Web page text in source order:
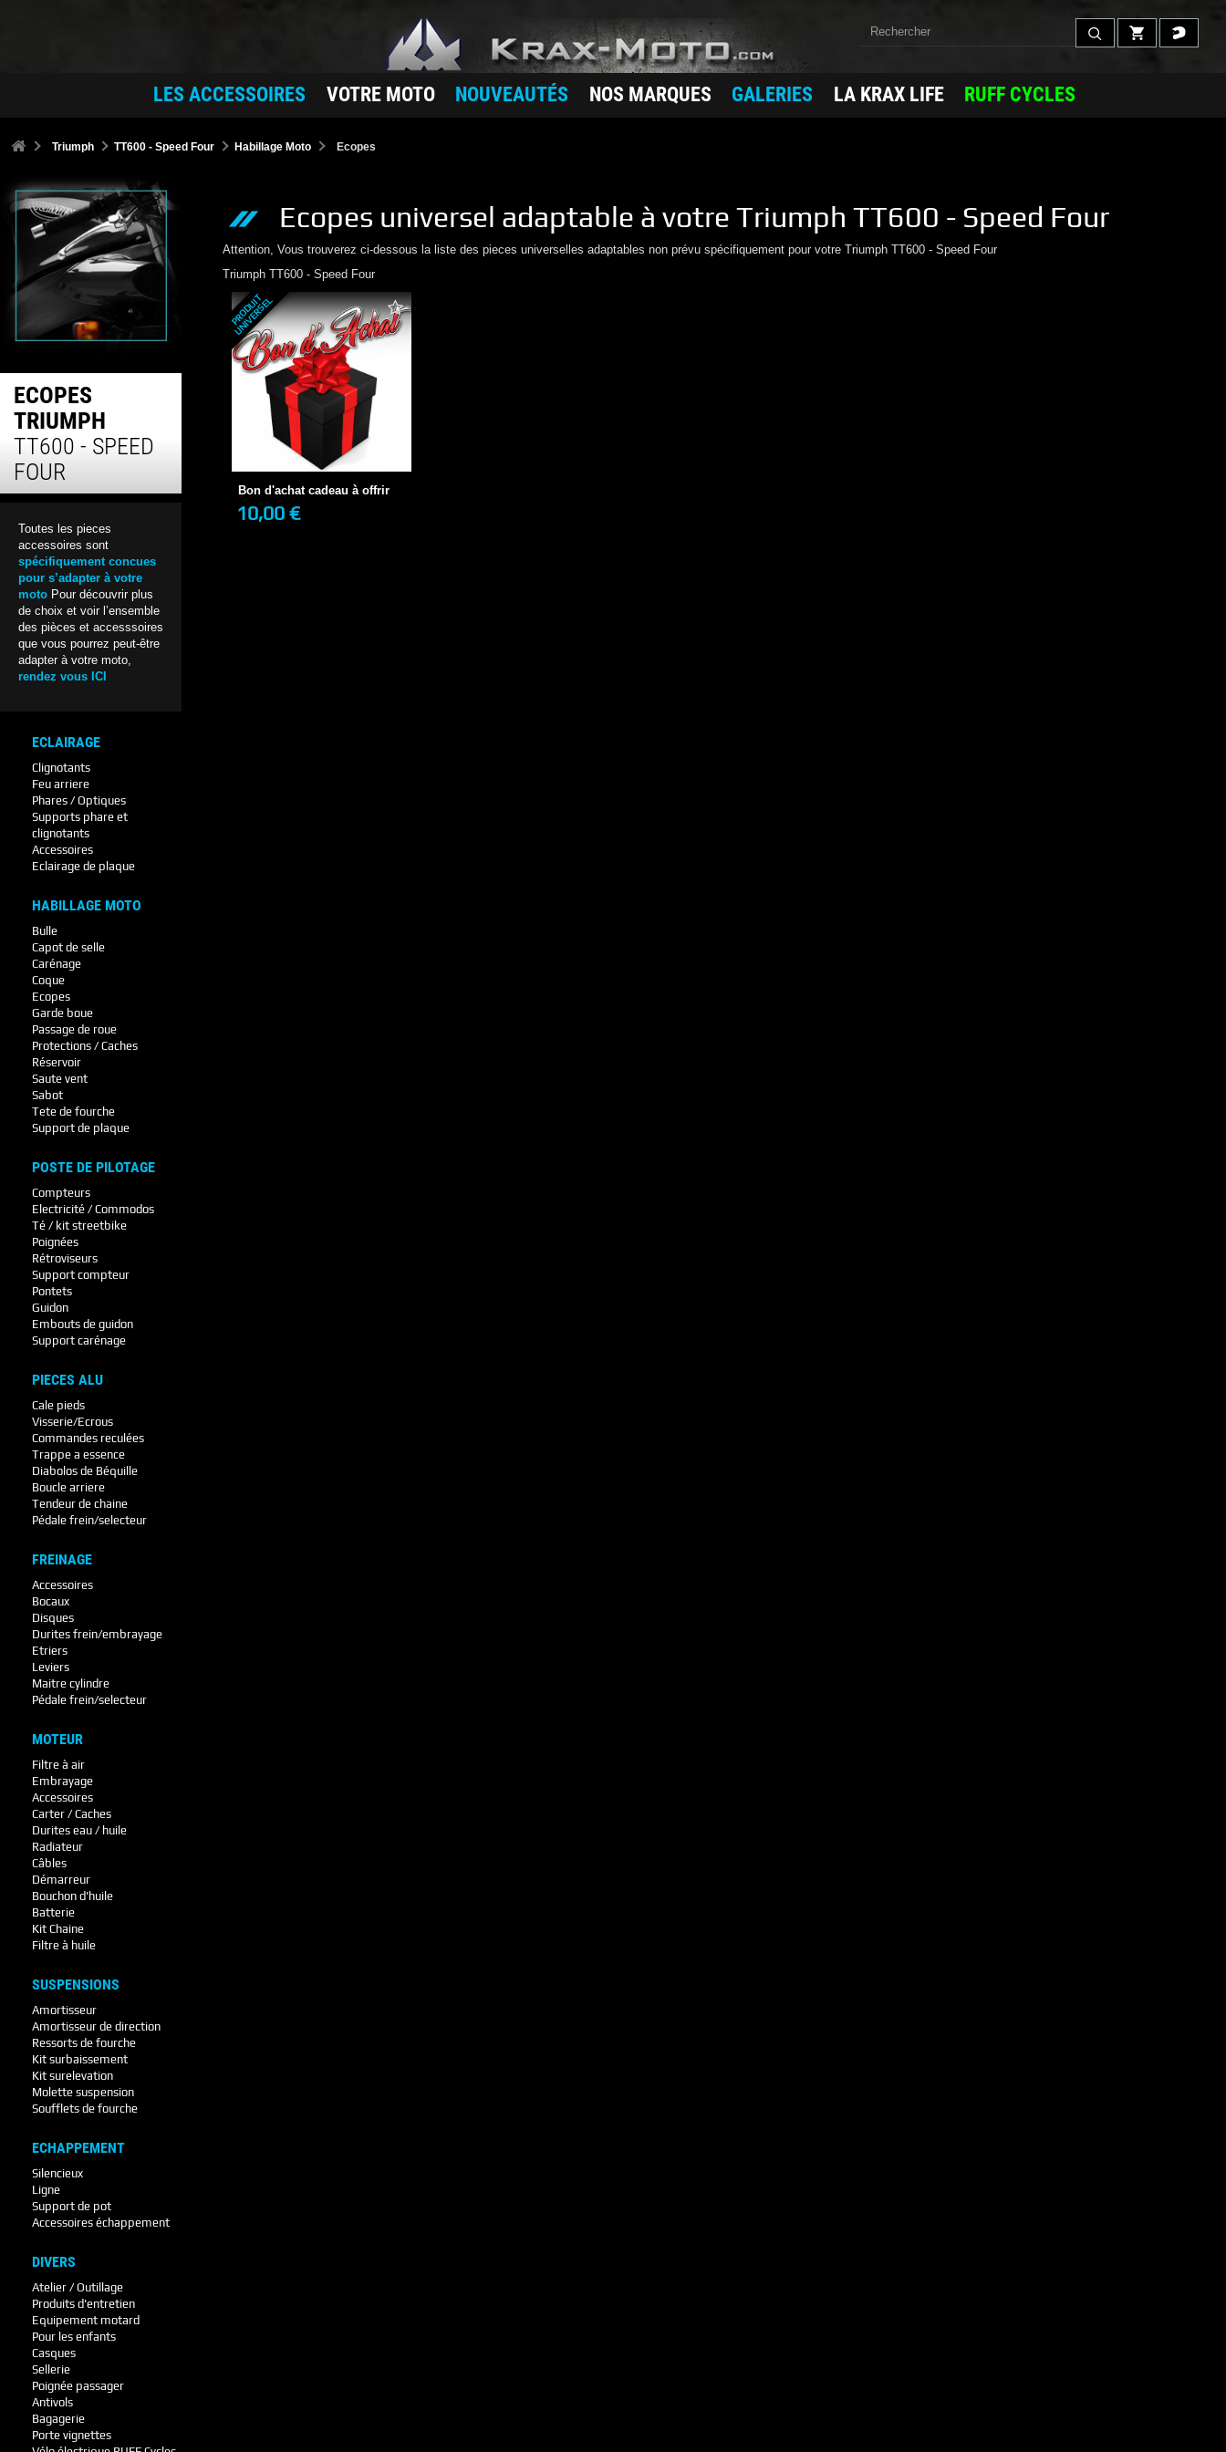
LES ACCESSOIRES VOTRE MOTO NOUVEAUTÉS NOS MARQUES GALERIES LA KRAX LIFE RUFF CYCLES
Triumph TT600 - Speed Four Habillage Moto Ecopes
ECOPES
TRIUMPH
TT600 - SPEED
FOUR
Toutes les pieces
accessoires sont
spécifiquement concues
pour s’adapter à votre
moto Pour découvrir plus
de choix et voir l’ensemble
des pièces et accesssoires
que vous pourrez peut-être
adapter à votre moto,
rendez vous ICI
ECLAIRAGE
Clignotants
Feu arriere
Phares / Optiques
Supports phare et
clignotants
Accessoires
Eclairage de plaque
HABILLAGE MOTO
Bulle
Capot de selle
Carénage
Coque
Ecopes
Garde boue
Passage de roue
Protections / Caches
Réservoir
Saute vent
Sabot
Tete de fourche
Support de plaque
POSTE DE PILOTAGE
Compteurs
Electricité / Commodos
Té / kit streetbike
Poignées
Rétroviseurs
Support compteur
Pontets
Guidon
Embouts de guidon
Support carénage
PIECES ALU
Cale pieds
Visserie/Ecrous
Commandes reculées
Trappe a essence
Diabolos de Béquille
Boucle arriere
Tendeur de chaine
Pédale frein/selecteur
FREINAGE
Accessoires
Bocaux
Disques
Durites frein/embrayage
Etriers
Leviers
Maitre cylindre
Pédale frein/selecteur
MOTEUR
Filtre à air
Embrayage
Accessoires
Carter / Caches
Durites eau / huile
Radiateur
Câbles
Démarreur
Bouchon d'huile
Batterie
Kit Chaine
Filtre à huile
SUSPENSIONS
Amortisseur
Amortisseur de direction
Ressorts de fourche
Kit surbaissement
Kit surelevation
Molette suspension
Soufflets de fourche
ECHAPPEMENT
Silencieux
Ligne
Support de pot
Accessoires échappement
DIVERS
Atelier / Outillage
Produits d'entretien
Equipement motard
Pour les enfants
Casques
Sellerie
Poignée passager
Antivols
Bagagerie
Porte vignettes
Ecopes universel adaptable à votre Triumph TT600 - Speed Four
Attention, Vous trouverez ci-dessous la liste des pieces universelles adaptables non prévu spécifiquement pour votre Triumph TT600 - Speed Four
Triumph TT600 - Speed Four
P
R
O
D
U
I
T
U
N
I
V
E
R
S
E
L
Bon d'achat cadeau à offrir
10,00 €
Bon d'achat cadeau à offrir
10,00 € EN STOCK